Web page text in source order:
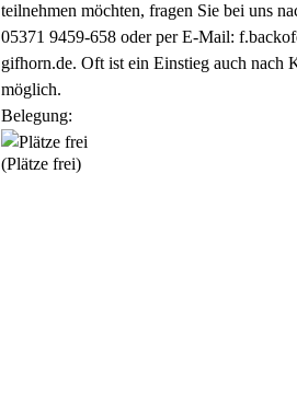
teilnehmen möchten, fragen Sie bei uns
05371 9459-658 oder per E-Mail:
gifhorn.de. Oft ist ein Einstieg auch nach
möglich.
Belegung:
(Plätze frei)